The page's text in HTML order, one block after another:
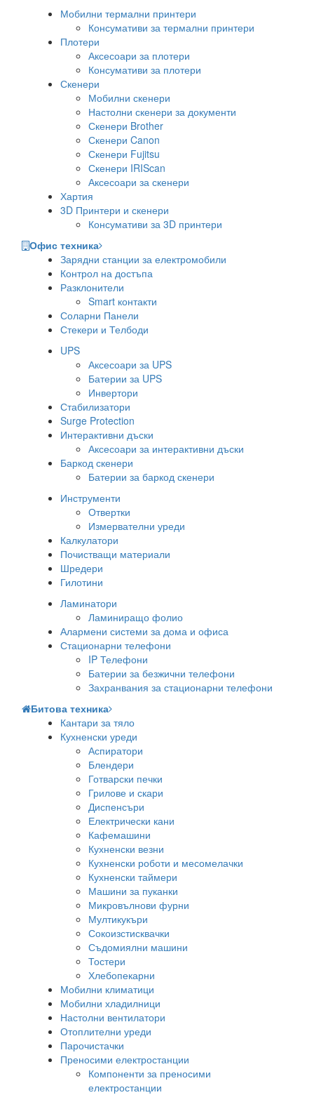
Мобилни термални принтери
Консумативи за термални принтери
Плотери
Аксесоари за плотери
Консумативи за плотери
Скенери
Мобилни скенери
Настолни скенери за документи
Скенери Brother
Скенери Canon
Скенери Fujitsu
Скенери IRIScan
Аксесоари за скенери
Хартия
3D Принтери и скенери
Консумативи за 3D принтери
Офис техника
Зарядни станции за електромобили
Контрол на достъпа
Разклонители
Smart контакти
Соларни Панели
Стекери и Телбоди
UPS
Аксесоари за UPS
Батерии за UPS
Инвертори
Стабилизатори
Surge Protection
Интерактивни дъски
Аксесоари за интерактивни дъски
Баркод скенери
Батерии за баркод скенери
Инструменти
Отвертки
Измервателни уреди
Калкулатори
Почистващи материали
Шредери
Гилотини
Ламинатори
Ламиниращо фолио
Алармени системи за дома и офиса
Стационарни телефони
IP Телефони
Батерии за безжични телефони
Захранвания за стационарни телефони
Битова техника
Кантари за тяло
Кухненски уреди
Аспиратори
Блендери
Готварски печки
Грилове и скари
Диспенсъри
Електрически кани
Кафемашини
Кухненски везни
Кухненски роботи и месомелачки
Кухненски таймери
Машини за пуканки
Микровълнови фурни
Мултикукъри
Сокоизстисквачки
Съдомиялни машини
Тостери
Хлебопекарни
Мобилни климатици
Мобилни хладилници
Настолни вентилатори
Отоплителни уреди
Парочистачки
Преносими електростанции
Компоненти за преносими
електростанции